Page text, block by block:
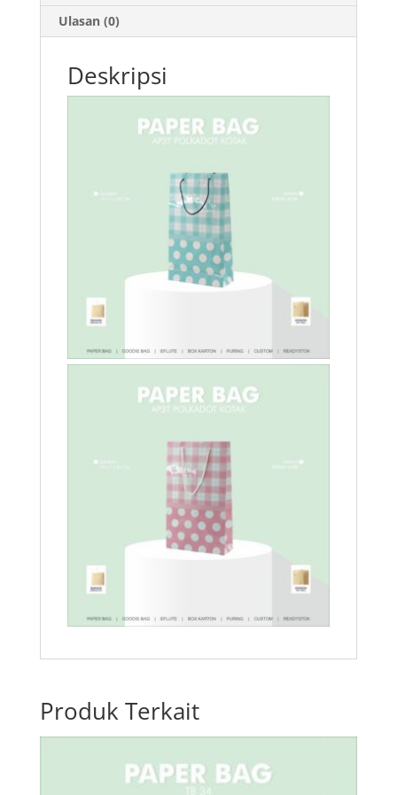
Ulasan (0)
Deskripsi
Produk Terkait